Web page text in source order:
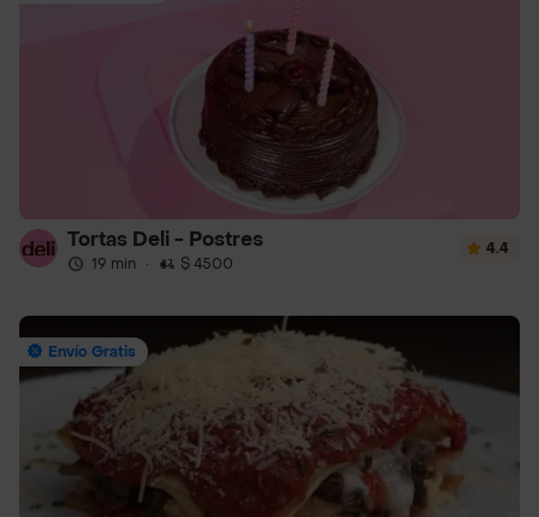
Tortas Deli - Postres
19 min · $ 4500
4.4
Envío Gratis